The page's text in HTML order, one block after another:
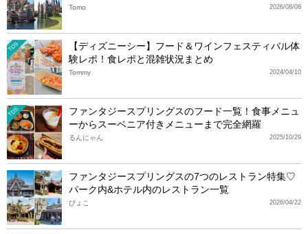
2026/08/08
Tomo
TDS
【ディズニーシー】フード＆ワインフェスティバル体
験レポ！食レポと混雑状況まとめ
2024/04/10
Tommy
TDS
ファンタジースプリングスのフード一覧！食事メニュ
ーからスーベニア付きメニューまで完全網羅
2025/10/29
るんにゃん
ファンタジースプリングスの7つのレストラン特集♡
パーク内&ホテル内のレストラン一覧
2026/04/22
ぴょこ